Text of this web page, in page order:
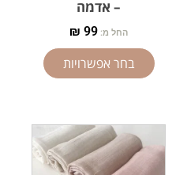
– אדמה
החל מ: ₪ 99
בחר אפשרויות